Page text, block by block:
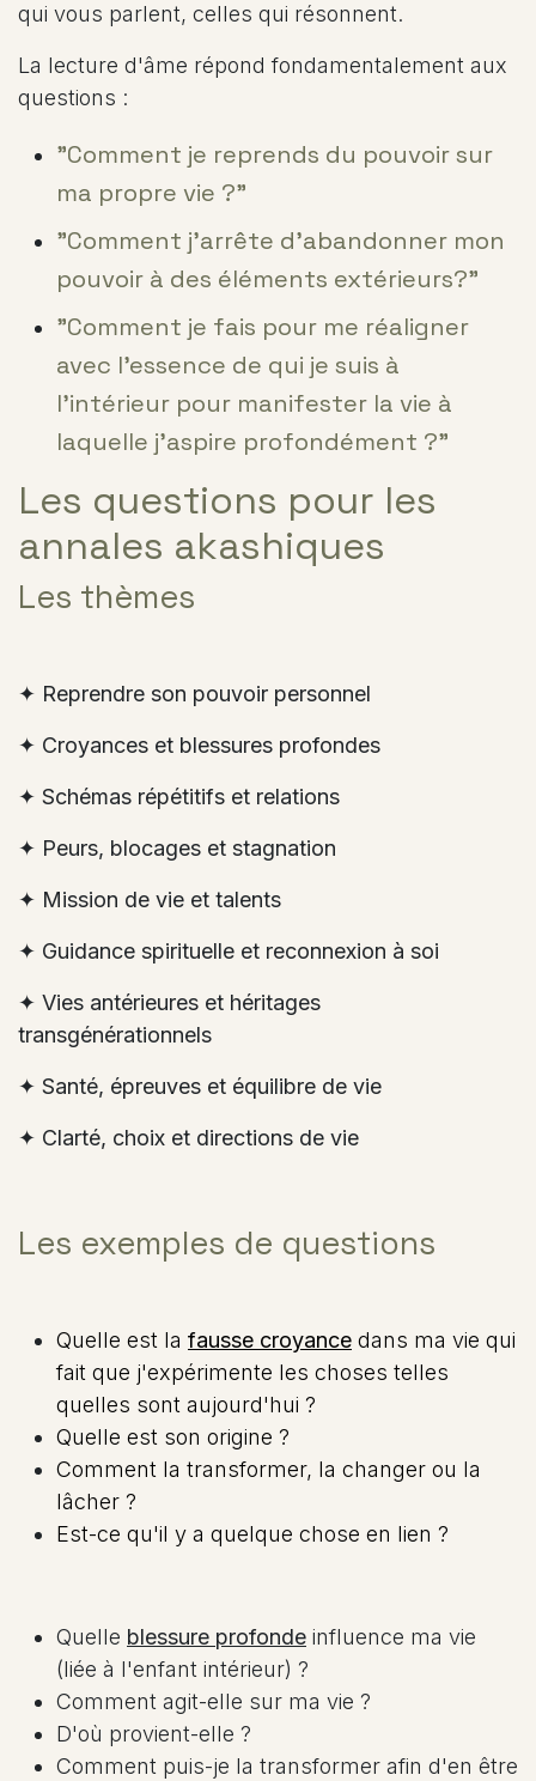
qui vous parlent, celles qui résonnent.
La lecture d'âme répond fondamentalement aux
questions :
"Comment je reprends du pouvoir sur
ma propre vie ?"
"Comment j'arrête d'abandonner mon
pouvoir à des éléments extérieurs?"
"Comment je fais pour me réaligner
avec l'essence de qui je suis à
l'intérieur pour manifester la vie à
laquelle j'aspire profondément ?"
Les questions pour les
annales akashiques
Les thèmes
✦ Reprendre son pouvoir personnel
✦ Croyances et blessures profondes
✦ Schémas répétitifs et relations
✦ Peurs, blocages et stagnation
✦ Mission de vie et talents
✦ Guidance spirituelle et reconnexion à soi
✦ Vies antérieures et héritages
transgénérationnels
✦ Santé, épreuves et équilibre de vie
✦ Clarté, choix et directions de vie
Les exemples de questions
Quelle est la fausse croyance dans ma vie qui
fait que j'expérimente les choses telles
quelles sont aujourd'hui ?
Quelle est son origine ?
Comment la transformer, la changer ou la
lâcher ?
Est-ce qu'il y a quelque chose en lien ?
Quelle blessure profonde influence ma vie
(liée à l'enfant intérieur) ?
Comment agit-elle sur ma vie ?
D'où provient-elle ?
Comment puis-je la transformer afin d'en être